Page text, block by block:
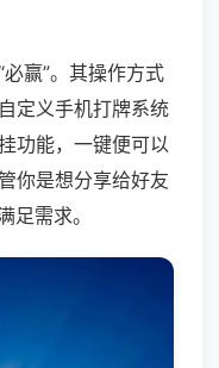
赢”。其操作方式
定义手机打牌系统
功能，一键便可以
你是想分享给好友
足需求。